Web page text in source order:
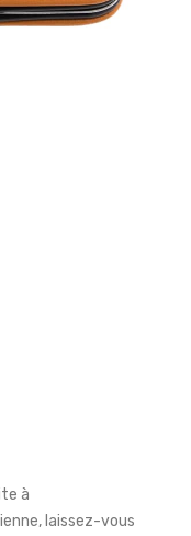
à
laissez-vous